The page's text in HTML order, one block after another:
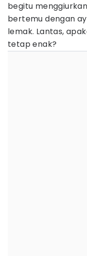
begitu
bertemu dengan
lemak. Lantas,
tetap enak?